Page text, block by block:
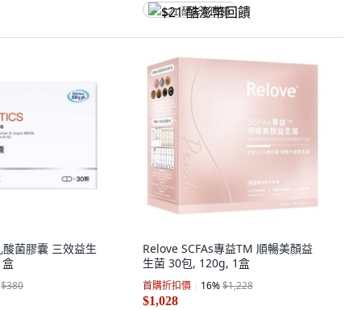
$21 酷澎幣回饋
菌膠囊 三效益生
$380
Relove SCFAs專益TM 順暢美顏益
生菌 30包, 120g, 1盒
首購折扣價 16%$1,228
$1,028